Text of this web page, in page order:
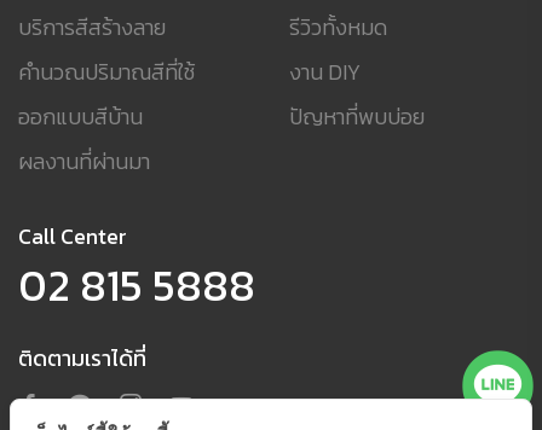
บริการสีสร้างลาย
คำนวณปริมาณสีที่ใช้
ออกแบบสีบ้าน
ผลงานที่ผ่านมา
รีวิวทั้งหมด
งาน DIY
ปัญหาที่พบบ่อย
Call Center
02 815 5888
ติดตามเราได้ที่